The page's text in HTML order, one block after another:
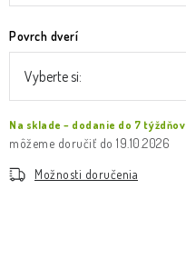
Povrch dverí
Na sklade – dodanie do 7 týždňov
19.10.2026
Možnosti doručenia